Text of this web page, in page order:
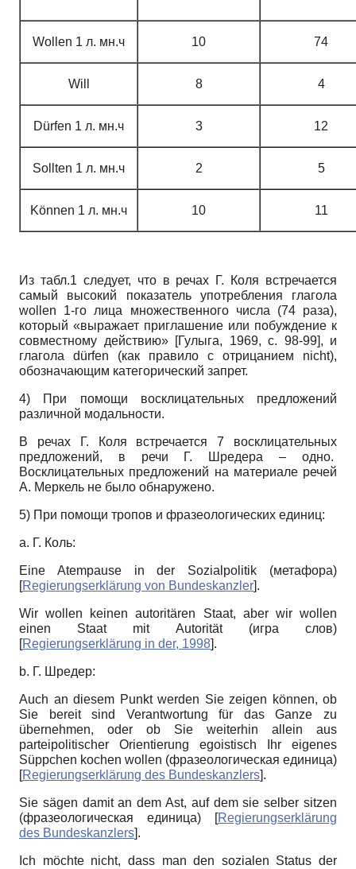
Wollen 1 л. мн.ч 10 74
Will 8 4
Dürfen 1 л. мн.ч 3 12
Sollten 1 л. мн.ч 2 5
Können 1 л. мн.ч 10 11
Из табл.1 следует, что в речах Г. Коля встречается
самый высокий показатель употребления глагола
wollen 1-го лица множественного числа (74 раза),
который «выражает приглашение или побуждение к
совместному действию» [Гулыга, 1969, с. 98-99], и
глагола dürfen (как правило с отрицанием nicht),
обозначающим категорический запрет.
4) При помощи восклицательных предложений
различной модальности.
В речах Г. Коля встречается 7 восклицательных
предложений, в речи Г. Шредера – одно.
Восклицательных предложений на материале речей
А. Меркель не было обнаружено.
5) При помощи тропов и фразеологических единиц:
a. Г. Коль:
Eine Atempause in der Sozialpolitik (метафора)
[Regierungserklärung von Bundeskanzler].
Wir wollen keinen autoritären Staat, aber wir wollen
einen Staat mit Autorität (игра слов)
[Regierungserklärung in der, 1998].
b. Г. Шредер:
Auch an diesem Punkt werden Sie zeigen können, ob
Sie bereit sind Verantwortung für das Ganze zu
übernehmen, oder ob Sie weiterhin allein aus
parteipolitischer Orientierung egoistisch Ihr eigenes
Süppchen kochen wollen (фразеологическая единица)
[Regierungserklärung des Bundeskanzlers].
Sie sägen damit an dem Ast, auf dem sie selber sitzen
(фразеологическая единица)
[Regierungserklärung
des Bundeskanzlers].
Ich möchte nicht, dass man den sozialen Status der